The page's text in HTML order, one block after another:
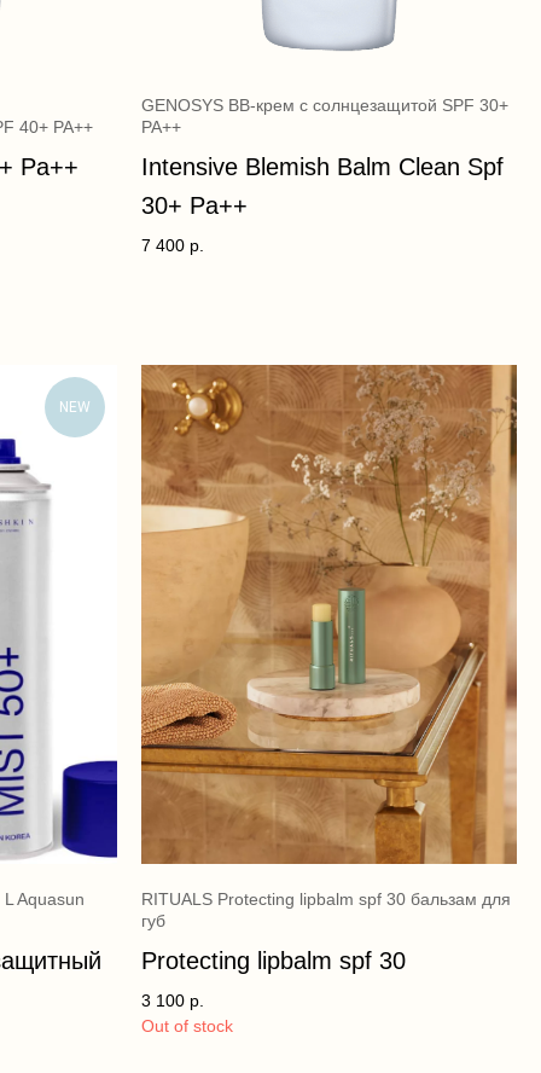
NEW
Aquasun
RITUALS Protecting lipbalm spf 30 бальзам для
губ
Protecting lipbalm spf 30
3 100 р.
Out of stock
40+ PA++
Pa++
GENOSYS BB-крем с солнцезащитой SPF 30+
PA++
Intensive Blemish Balm Clean Spf
30+ Pa++
7 400 р.